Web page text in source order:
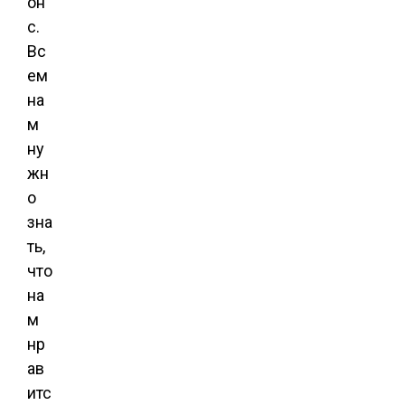
с.
Вс
ем
на
м
ну
жн
о
зна
ть,
что
на
м
нр
ав
итс